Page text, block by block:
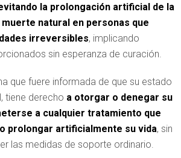
la prolongación artificial de la
muerte natural en personas que
irreversibles, implicando
sin esperanza de curación.
que fuere informada de que su estado
tiene derecho a otorgar o denegar su
a cualquier tratamiento que
prolongar artificialmente su vida, sin
las medidas de soporte ordinario.